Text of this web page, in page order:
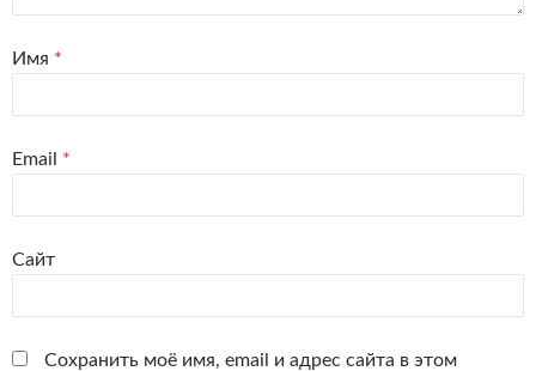
Имя *
Email *
Сайт
Сохранить моё имя, email и адрес сайта в этом